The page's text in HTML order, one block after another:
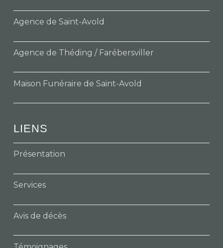
Agence de Saint-Avold
Agence de Théding / Farébersviller
Maison Funéraire de Saint-Avold
LIENS
Présentation
Services
Avis de décès